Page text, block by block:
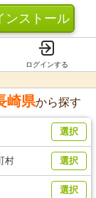
ンストール
ログインする
崎県から探す
選択
村 選択
選択